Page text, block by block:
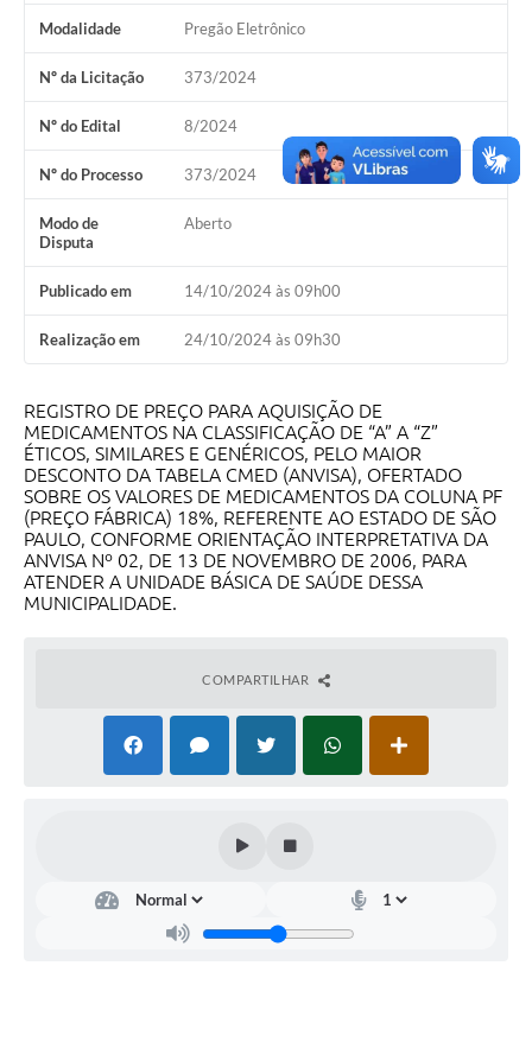
A Prefeitura
Concursos
E-SIC
Telefones Úteis
Guia Rápido
Galeria de Vídeos
Agenda
Modalidade Pregão Eletrônico
Nº da Licitação 373/2024
Nº do Edital 8/2024
Nº do Processo 373/2024
Modo de
Disputa
Aberto
Publicado em 14/10/2024 às 09h00
Realização em 24/10/2024 às 09h30
REGISTRO DE PREÇO PARA AQUISIÇÃO DE
MEDICAMENTOS NA CLASSIFICAÇÃO DE “A” A “Z”
ÉTICOS, SIMILARES E GENÉRICOS, PELO MAIOR
DESCONTO DA TABELA CMED (ANVISA), OFERTADO
SOBRE OS VALORES DE MEDICAMENTOS DA COLUNA PF
(PREÇO FÁBRICA) 18%, REFERENTE AO ESTADO DE SÃO
PAULO, CONFORME ORIENTAÇÃO INTERPRETATIVA DA
ANVISA Nº 02, DE 13 DE NOVEMBRO DE 2006, PARA
ATENDER A UNIDADE BÁSICA DE SAÚDE DESSA
MUNICIPALIDADE.
COMPARTILHAR